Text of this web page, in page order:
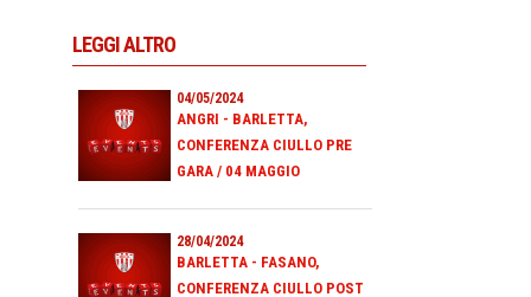
LEGGI ALTRO
04/05/2024
ANGRI - BARLETTA,
CONFERENZA CIULLO PRE
GARA / 04 MAGGIO
28/04/2024
BARLETTA - FASANO,
CONFERENZA CIULLO POST